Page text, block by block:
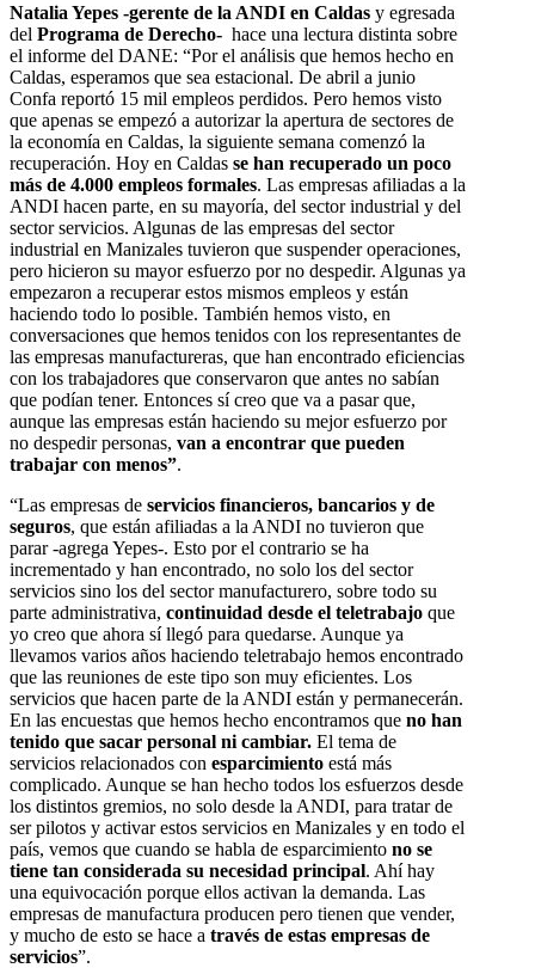
Natalia Yepes -gerente de la ANDI en Caldas y egresada
del Programa de Derecho- hace una lectura distinta sobre
el informe del DANE: “Por el análisis que hemos hecho en
Caldas, esperamos que sea estacional. De abril a junio
Confa reportó 15 mil empleos perdidos. Pero hemos visto
que apenas se empezó a autorizar la apertura de sectores de
la economía en Caldas, la siguiente semana comenzó la
recuperación. Hoy en Caldas se han recuperado un poco
más de 4.000 empleos formales. Las empresas afiliadas a la
ANDI hacen parte, en su mayoría, del sector industrial y del
sector servicios. Algunas de las empresas del sector
industrial en Manizales tuvieron que suspender operaciones,
pero hicieron su mayor esfuerzo por no despedir. Algunas ya
empezaron a recuperar estos mismos empleos y están
haciendo todo lo posible. También hemos visto, en
conversaciones que hemos tenidos con los representantes de
las empresas manufactureras, que han encontrado eficiencias
con los trabajadores que conservaron que antes no sabían
que podían tener. Entonces sí creo que va a pasar que,
aunque las empresas están haciendo su mejor esfuerzo por
no despedir personas, van a encontrar que pueden
trabajar con menos”.
“Las empresas de servicios financieros, bancarios y de
seguros, que están afiliadas a la ANDI no tuvieron que
parar -agrega Yepes-. Esto por el contrario se ha
incrementado y han encontrado, no solo los del sector
servicios sino los del sector manufacturero, sobre todo su
parte administrativa, continuidad desde el teletrabajo que
yo creo que ahora sí llegó para quedarse. Aunque ya
llevamos varios años haciendo teletrabajo hemos encontrado
que las reuniones de este tipo son muy eficientes. Los
servicios que hacen parte de la ANDI están y permanecerán.
En las encuestas que hemos hecho encontramos que no han
tenido que sacar personal ni cambiar. El tema de
servicios relacionados con esparcimiento está más
complicado. Aunque se han hecho todos los esfuerzos desde
los distintos gremios, no solo desde la ANDI, para tratar de
ser pilotos y activar estos servicios en Manizales y en todo el
país, vemos que cuando se habla de esparcimiento no se
tiene tan considerada su necesidad principal. Ahí hay
una equivocación porque ellos activan la demanda. Las
empresas de manufactura producen pero tienen que vender,
y mucho de esto se hace a través de estas empresas de
servicios”.